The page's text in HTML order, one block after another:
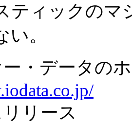
ティックのマ
。
・データの
リース